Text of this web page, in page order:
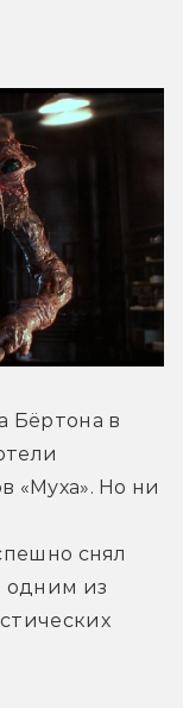
Бёртона в
«Муха». Но ни
снял
одним из